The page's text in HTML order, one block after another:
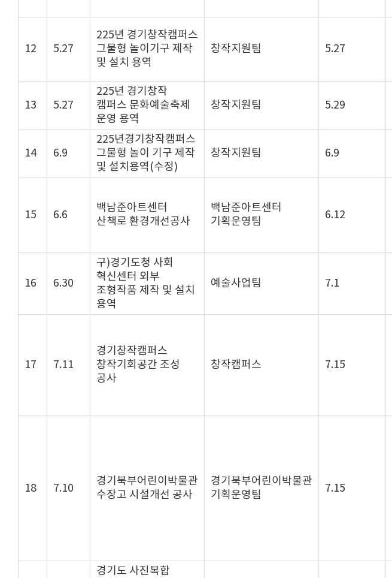
12 5.27
225년 경기창작캠퍼스
그물형 놀이기구 제작
및 설치 용역
창작지원팀 5.27
13 5.27
225년 경기창작
캠퍼스 문화예술축제
운영 용역
창작지원팀 5.29
14 6.9
225년경기창작캠퍼스
그물형 놀이 기구 제작
및 설치용역(수정)
창작지원팀 6.9
15 6.6
백남준아트센터
산책로 환경개선공사
백남준아트센터
기획운영팀
6.12
16 6.30
구)경기도청 사회
혁신센터 외부
조형작품 제작 및 설치
용역
예술사업팀 7.1
17 7.11
경기창작캠퍼스
창작기회공간 조성
공사
창작캠퍼스 7.15
18 7.10
경기북부어린이박물관
수장고 시설개선 공사
경기북부어린이박물관
기획운영팀
7.15
경기도 사진복합